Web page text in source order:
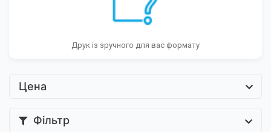
Друк із зручного для вас формату
Цена
Фільтр